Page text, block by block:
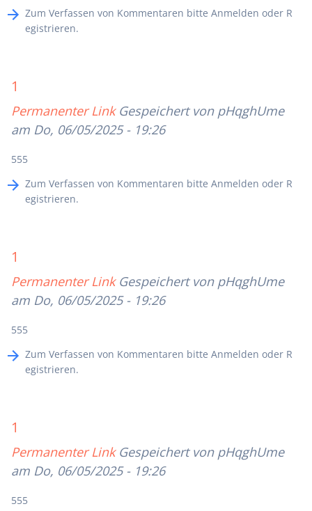
Zum Verfassen von Kommentaren bitte Anmelden oder R
egistrieren.
1
Permanenter Link Gespeichert von pHqghUme
am Do, 06/05/2025 - 19:26
555
Zum Verfassen von Kommentaren bitte Anmelden oder R
egistrieren.
1
Permanenter Link Gespeichert von pHqghUme
am Do, 06/05/2025 - 19:26
555
Zum Verfassen von Kommentaren bitte Anmelden oder R
egistrieren.
1
Permanenter Link Gespeichert von pHqghUme
am Do, 06/05/2025 - 19:26
555